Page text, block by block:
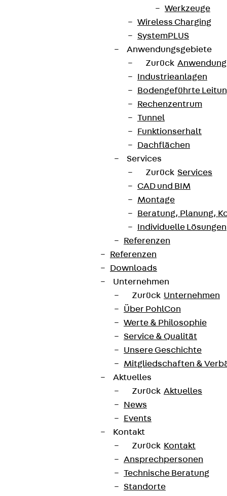
Werkzeuge
Wireless Charging
SystemPLUS
Anwendungsgebiete
Zurück
Industrieanlagen
Bodengeführte
Rechenzentrum
Tunnel
Funktionserhalt
Dachflächen
Services
Zurück Services
CAD und BIM
Montage
Beratung, Planung,
Individuelle Lösungen
Referenzen
Referenzen
Downloads
Unternehmen
Zurück Unternehmen
Über PohlCon
Werte & Philosophie
Service & Qualität
Unsere Geschichte
Mitgliedschaften &
Aktuelles
Zurück Aktuelles
News
Events
Kontakt
Zurück Kontakt
Ansprechpersonen
Technische Beratung
Standorte